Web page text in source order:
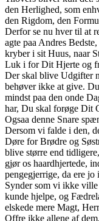
den Herlighed, som
den Rigdom, den
Derfor se nu hver til at
agte paa Andres
kryber i sit Huus, naar
Luk i for Dit Hjerte og
Der skal blive Udgifter
behøver ikke at give.
mindst paa den onde
har, Du skal forøge
Ogsaa denne Snare
Dersom vi falde i den,
Døre for Brødre og
blive større end
gjør os haardhjertede,
pengegjerrige, da ere
Synder som vi ikke
kunde hjelpe, og
elskede mere Magt,
Offre ikke allene af